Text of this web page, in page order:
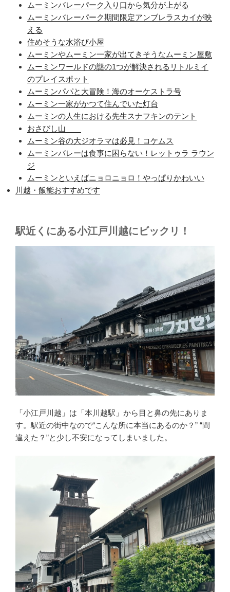
ムーミンバレーパーク入り口から気分が上がる
ムーミンバレーパーク期間限定アンブレラスカイが映
える
住めそうな水浴び小屋
ムーミンやムーミン一家が出てきそうなムーミン屋敷
ムーミンワールドの謎の1つが解決されるリトルミイ
のプレイスポット
ムーミンパパと大冒険！海のオーケストラ号
ムーミン一家がかつて住んでいた灯台
ムーミンの人生における先生スナフキンのテント
おさびし山
ムーミン谷の大ジオラマは必見！コケムス
ムーミンバレーは食事に困らない！レットゥラ ラウン
ジ
ムーミンといえばニョロニョロ！やっぱりかわいい
川越・飯能おすすめです
駅近くにある小江戸川越にビックリ！
「小江戸川越」は「本川越駅」から目と鼻の先にありま
す。駅近の街中なので“こんな所に本当にあるのか？” “間
違えた？”と少し不安になってしまいました。